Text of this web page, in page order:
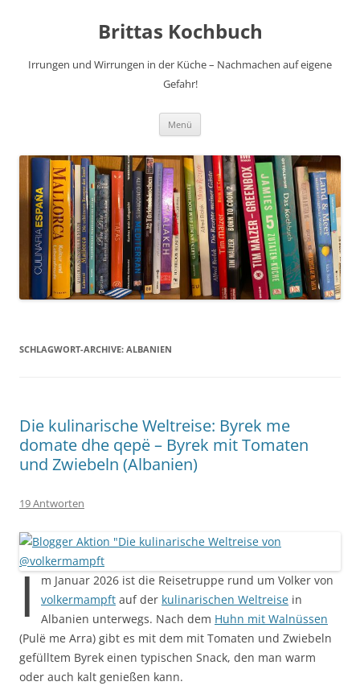
Brittas Kochbuch
Irrungen und Wirrungen in der Küche – Nachmachen auf eigene
Gefahr!
Menü
SCHLAGWORT-ARCHIVE: ALBANIEN
Die kulinarische Weltreise: Byrek me
domate dhe qepë – Byrek mit Tomaten
und Zwiebeln (Albanien)
19 Antworten
I m Januar 2026 ist die Reisetruppe rund um Volker von
volkermampft auf der kulinarischen Weltreise in
Albanien unterwegs. Nach dem Huhn mit Walnüssen
(Pulë me Arra) gibt es mit dem mit Tomaten und Zwiebeln
gefülltem Byrek einen typischen Snack, den man warm
oder auch kalt genießen kann.